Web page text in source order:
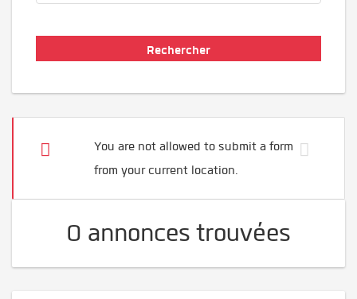
You are not allowed to submit a form
from your current location.
0 annonces trouvées